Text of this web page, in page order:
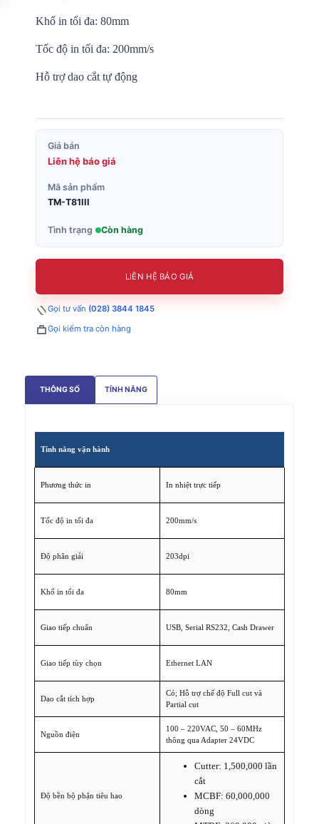
Khổ in tối đa: 80mm
Tốc độ in tối đa: 200mm/s
Hỗ trợ dao cắt tự động
Giá bán
Liên hệ báo giá
Mã sản phẩm
TM-T81III
Tình trạng Còn hàng
LIÊN HỆ BÁO GIÁ
Gọi tư vấn (028) 3844 1845
Gọi kiểm tra còn hàng
THÔNG SỐ TÍNH NĂNG
Tính năng vận hành
Phương thức in In nhiệt trực tiếp
Tốc độ in tối đa 200mm/s
Độ phân giải 203dpi
Khổ in tối đa 80mm
Giao tiếp chuẩn USB, Serial RS232, Cash Drawer
Giao tiếp tùy chọn Ethernet LAN
Dao cắt tích hợp
Có; Hỗ trợ chế độ Full cut và
Partial cut
Nguồn điện
100 – 220VAC, 50 – 60MHz
thông qua Adapter 24VDC
Độ bền bộ phận tiêu hao
Cutter: 1,500,000 lần
cắt
MCBF: 60,000,000
dòng